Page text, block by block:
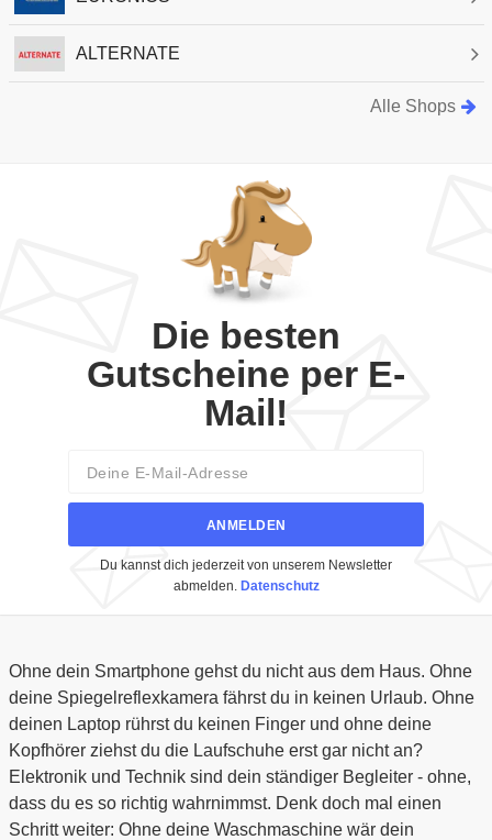
ALTERNATE
Alle Shops
Die besten
Gutscheine per E-
Mail!
ANMELDEN
Du kannst dich jederzeit von unserem Newsletter
abmelden. Datenschutz
Ohne dein Smartphone gehst du nicht aus dem Haus. Ohne
deine Spiegelreflexkamera fährst du in keinen Urlaub. Ohne
deinen Laptop rührst du keinen Finger und ohne deine
Kopfhörer ziehst du die Laufschuhe erst gar nicht an?
Elektronik und Technik sind dein ständiger Begleiter - ohne,
dass du es so richtig wahrnimmst. Denk doch mal einen
Schritt weiter: Ohne deine Waschmaschine wär dein